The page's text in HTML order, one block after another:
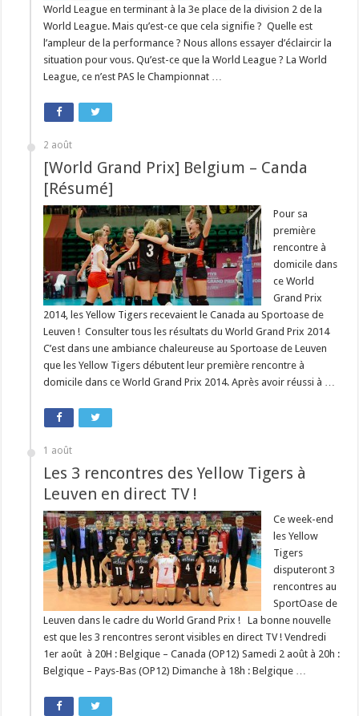
World League en terminant à la 3e place de la division 2 de la
World League. Mais qu’est-ce que cela signifie ? Quelle est
l’ampleur de la performance ? Nous allons essayer d’éclaircir la
situation pour vous. Qu’est-ce que la World League ? La World
League, ce n’est PAS le Championnat …
2 août
[World Grand Prix] Belgium – Canda
[Résumé]
Pour sa
première
rencontre à
domicile dans
ce World
Grand Prix
2014, les Yellow Tigers recevaient le Canada au Sportoase de
Leuven ! Consulter tous les résultats du World Grand Prix 2014
C’est dans une ambiance chaleureuse au Sportoase de Leuven
que les Yellow Tigers débutent leur première rencontre à
domicile dans ce World Grand Prix 2014. Après avoir réussi à …
1 août
Les 3 rencontres des Yellow Tigers à
Leuven en direct TV !
Ce week-end
les Yellow
Tigers
disputeront 3
rencontres au
SportOase de
Leuven dans le cadre du World Grand Prix ! La bonne nouvelle
est que les 3 rencontres seront visibles en direct TV ! Vendredi
1er août à 20H : Belgique – Canada (OP12) Samedi 2 août à 20h :
Belgique – Pays-Bas (OP12) Dimanche à 18h : Belgique …